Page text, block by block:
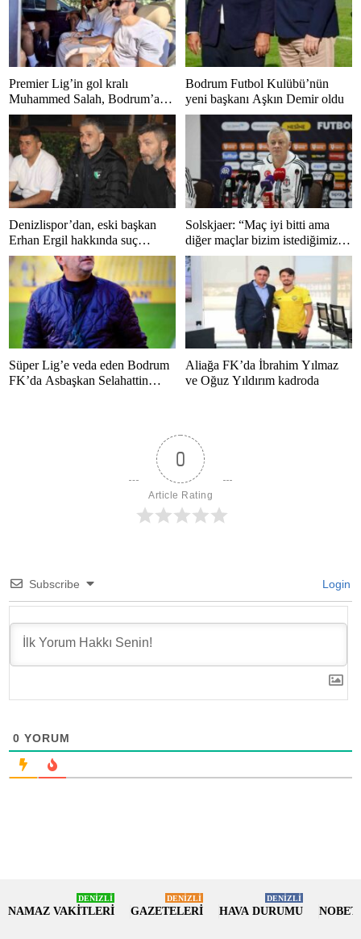
Premier Lig’in gol kralı
Muhammed Salah, Bodrum’a
hayran kaldı
Bodrum Futbol Kulübü’nün
yeni başkanı Aşkın Demir oldu
Denizlispor’dan, eski başkan
Erhan Ergil hakkında suç
duyurusu
Solskjaer: “Maç iyi bitti ama
diğer maçlar bizim istediğimiz
gibi bitmedi”
Süper Lig’e veda eden Bodrum
FK’da Asbaşkan Selahattin
Aliağa FK’da İbrahim Yılmaz
ve Oğuz Yıldırım kadroda
0
Article Rating
Subscribe Login
0 YORUM
NAMAZ VAKİTLERİ
DENİZLİ
GAZETELERİ
DENİZLİ
HAVA DURUMU
DENİZLİ